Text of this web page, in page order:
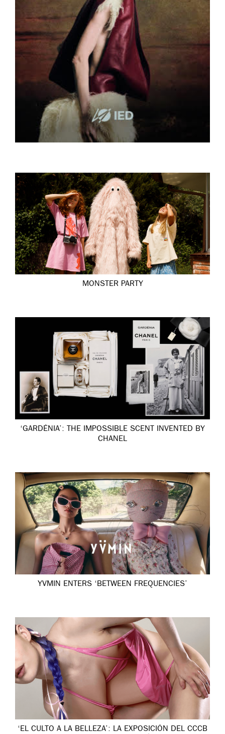
MONSTER PARTY
‘GARDÉNIA’: THE IMPOSSIBLE SCENT INVENTED BY
CHANEL
YVMIN ENTERS ‘BETWEEN FREQUENCIES’
‘EL CULTO A LA BELLEZA’: LA EXPOSICIÓN DEL CCCB